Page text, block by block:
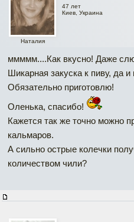
Наталия
47 лет
Киев, Украина
ммммм....Как вкусно! Даже
Шикарная закуска к пиву, да и
Обязательно приготовлю!
Оленька, спасибо!
Кажется так же точно можно
кальмаров.
А сильно острые колечки
количеством чили?